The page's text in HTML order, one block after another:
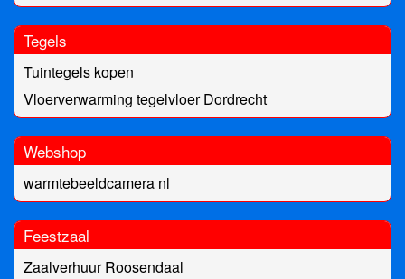
Tegels
Tuintegels kopen
Vloerverwarming tegelvloer Dordrecht
Webshop
warmtebeeldcamera nl
Feestzaal
Zaalverhuur Roosendaal